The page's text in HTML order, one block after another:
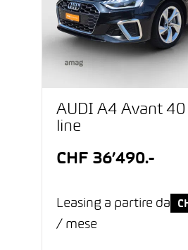
AUDI A4 Avant 40
line
CHF 36’490.-
Leasing a partire da
/ mese